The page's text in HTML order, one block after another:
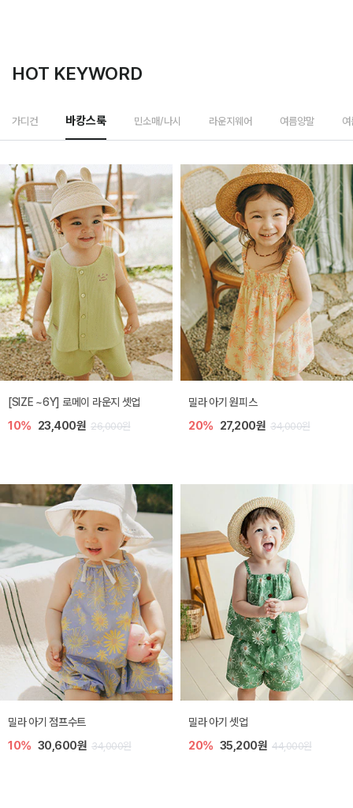
HOT KEYWORD
가디건 바캉스룩 민소매/나시 라운지웨어 여름양말
엘리오 아기 블라우스
20% 21,600원 27,000원
엘로디 니트 아기 뷔스티에
20% 21,600원 27,000원
토닉 아기 민소매 티셔츠
20% 11,200원 14,000원
베티 니트 아기 민소매 티셔츠
10% 24,300원 27,000원